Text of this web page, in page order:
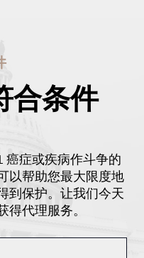
合条件
症或疾病作斗争的
以帮助您最大限度地
到保护。让我们今天
得代理服务。